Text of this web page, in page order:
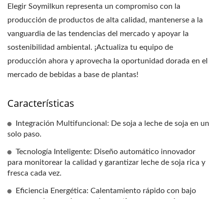
Elegir Soymilkun representa un compromiso con la
producción de productos de alta calidad, mantenerse a la
vanguardia de las tendencias del mercado y apoyar la
sostenibilidad ambiental. ¡Actualiza tu equipo de
producción ahora y aprovecha la oportunidad dorada en el
mercado de bebidas a base de plantas!
Características
Integración Multifuncional: De soja a leche de soja en un
solo paso.
Tecnología Inteligente: Diseño automático innovador
para monitorear la calidad y garantizar leche de soja rica y
fresca cada vez.
Eficiencia Energética: Calentamiento rápido con bajo